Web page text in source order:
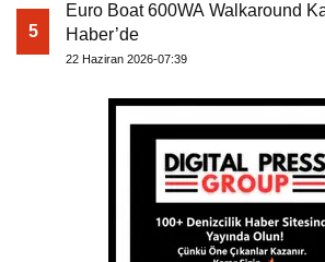
5
Euro Boat 600WA Walkaround
Haber’de
22 Haziran 2026-07:39